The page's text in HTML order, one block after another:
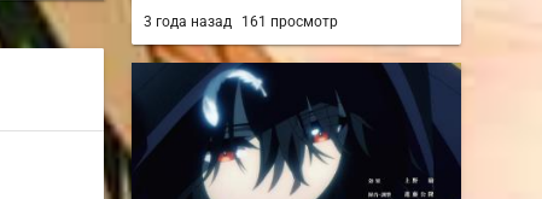
3 года назад 161 просмотр